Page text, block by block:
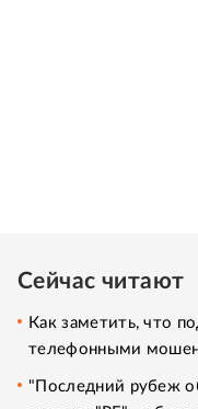
Сейчас читают
Как заметить, что
телефонными
"Последний рубеж